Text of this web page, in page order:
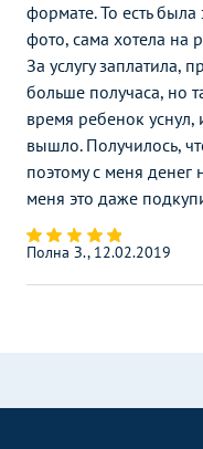
формате. То есть
фото, сама хотела на
За услугу заплатила,
больше получаса, но
время ребенок уснул,
вышло. Получилось,
поэтому с меня денег
меня это даже
Полна З., 12.02.2019